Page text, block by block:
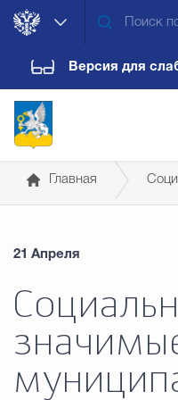
Версия для
Главная
21 Апреля